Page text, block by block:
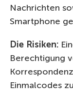
Nachrichten
Smartphone
Die Risiken:
Berechtigung
Einmalcodes